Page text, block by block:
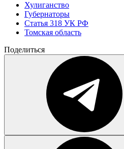
Хулиганство
Губернаторы
Статья 318 УК РФ
Томская область
Поделиться